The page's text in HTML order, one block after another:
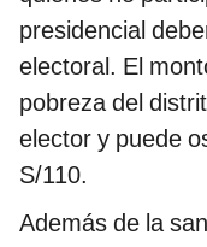
presidencial
electoral. El
pobreza del
elector y puede
S/110.
Además de la